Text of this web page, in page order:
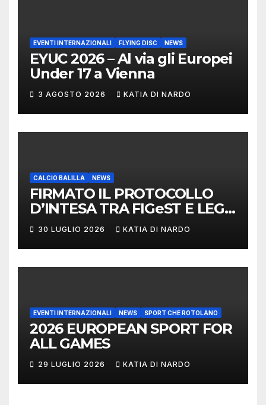
EVENTI INTERNAZIONALI FLYING DISC NEWS
EYUC 2026 – Al via gli Europei
Under 17 a Vienna
3 AGOSTO 2026 KATIA DI NARDO
CALCIO BALILLA NEWS
FIRMATO IL PROTOCOLLO
D’INTESA TRA FIGeST E LEGA
NAZIONALE DILETTANTI
30 LUGLIO 2026 KATIA DI NARDO
EVENTI INTERNAZIONALI NEWS SPORT CHE ROTOLANO
2026 EUROPEAN SPORT FOR
ALL GAMES
29 LUGLIO 2026 KATIA DI NARDO